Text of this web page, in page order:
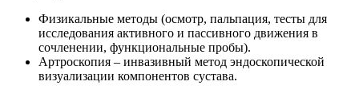
Физикальные методы (осмотр, пальпация, тесты для
исследования активного и пассивного движения в
сочленении, функциональные пробы).
Артроскопия – инвазивный метод эндоскопической
визуализации компонентов сустава.